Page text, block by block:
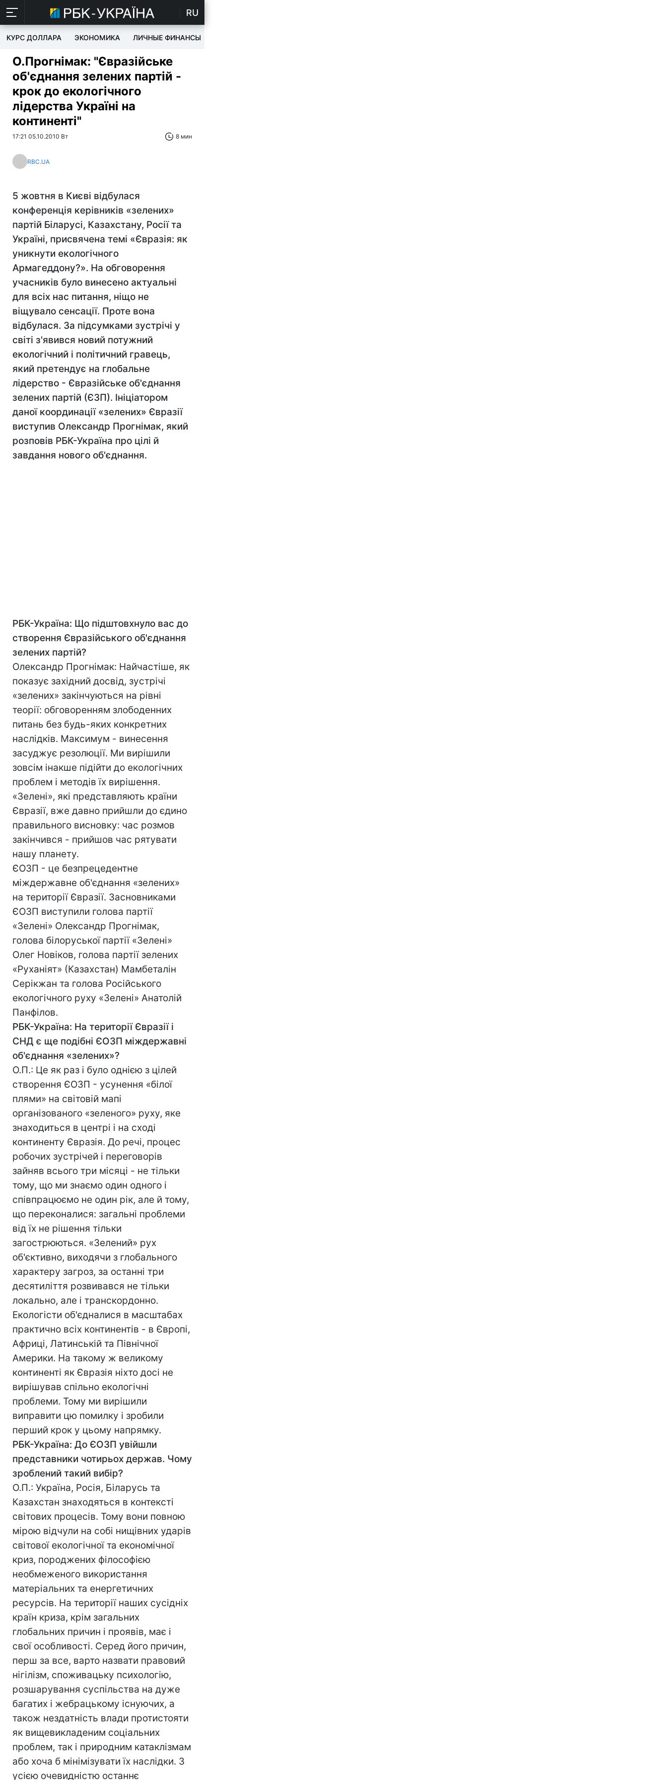
RU
КУРС ДОЛЛАРА ЭКОНОМИКА ЛИЧНЫЕ ФИНАНСЫ
О.Прогнімак: "Євразійське
об'єднання зелених партій -
крок до екологічного
лідерства Україні на
континенті"
17:21 05.10.2010 Вт 8 мин
RBC.UA
5 жовтня в Києві відбулася
конференція керівників «зелених»
партій Біларусі, Казахстану, Росії та
Україні, присвячена темі «Євразія: як
уникнути екологічного
Армагеддону?». На обговорення
учасників було винесено актуальні
для всіх нас питання, ніщо не
віщувало сенсації. Проте вона
відбулася. За підсумками зустрічі у
світі з'явився новий потужний
екологічний і політичний гравець,
який претендує на глобальне
лідерство - Євразійське об'єднання
зелених партій (ЄЗП). Ініціатором
даної координації «зелених» Євразії
виступив Олександр Прогнімак, який
розповів РБК-Україна про цілі й
завдання нового об'єднання.
РБК-Україна: Що підштовхнуло вас до
створення Євразійського об'єднання
зелених партій?
Олександр Прогнімак: Найчастіше, як
показує західний досвід, зустрічі
«зелених» закінчуються на рівні
теорії: обговоренням злободенних
питань без будь-яких конкретних
наслідків. Максимум - винесення
засуджує резолюції. Ми вирішили
зовсім інакше підійти до екологічних
проблем і методів їх вирішення.
«Зелені», які представляють країни
Євразії, вже давно прийшли до єдино
правильного висновку: час розмов
закінчився - прийшов час рятувати
нашу планету.
ЄОЗП - це безпрецедентне
міждержавне об'єднання «зелених»
на території Євразії. Засновниками
ЄОЗП виступили голова партії
«Зелені» Олександр Прогнімак,
голова білоруської партії «Зелені»
Олег Новіков, голова партії зелених
«Руханіят» (Казахстан) Мамбеталін
Серікжан та голова Російського
екологічного руху «Зелені» Анатолій
Панфілов.
РБК-Україна: На території Євразії і
СНД є ще подібні ЄОЗП міждержавні
об'єднання «зелених»?
О.П.: Це як раз і було однією з цілей
створення ЄОЗП - усунення «білої
плями» на світовій мапі
організованого «зеленого» руху, яке
знаходиться в центрі і на сході
континенту Євразія. До речі, процес
робочих зустрічей і переговорів
зайняв всього три місяці - не тільки
тому, що ми знаємо один одного і
співпрацюємо не один рік, але й тому,
що переконалися: загальні проблеми
від їх не рішення тільки
загострюються. «Зелений» рух
об'єктивно, виходячи з глобального
характеру загроз, за останні три
десятиліття розвивався не тільки
локально, але і транскордонно.
Екологісти об'єдналися в масштабах
практично всіх континентів - в Європі,
Африці, Латинській та Північної
Америки. На такому ж великому
континенті як Євразія ніхто досі не
вирішував спільно екологічні
проблеми. Тому ми вирішили
виправити цю помилку і зробили
перший крок у цьому напрямку.
РБК-Україна: До ЄОЗП увійшли
представники чотирьох держав. Чому
зроблений такий вибір?
О.П.: Україна, Росія, Біларусь та
Казахстан знаходяться в контексті
світових процесів. Тому вони повною
мірою відчули на собі нищівних ударів
світової екологічної та економічної
криз, породжених філософією
необмеженого використання
матеріальних та енергетичних
ресурсів. На території наших сусідніх
країн криза, крім загальних
глобальних причин і проявів, має і
свої особливості. Серед його причин,
перш за все, варто назвати правовий
нігілізм, споживацьку психологію,
розшарування суспільства на дуже
багатих і жебрацькому існуючих, а
також нездатність влади протистояти
як вищевикладеним соціальних
проблем, так і природним катаклізмам
або хоча б мінімізувати їх наслідки. З
усією очевидністю останнє